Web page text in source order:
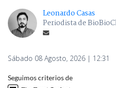
Leonardo Casas
Periodista de
Sábado 08 Agosto, 2026 | 12:31
Seguimos criterios de